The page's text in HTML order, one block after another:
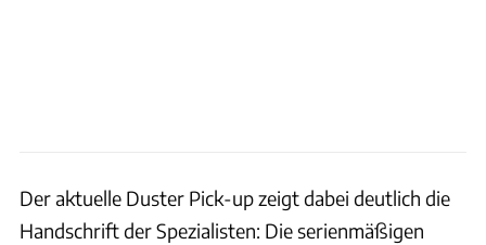
Der aktuelle Duster Pick-up zeigt dabei deutlich die
Handschrift der Spezialisten: Die serienmäßigen